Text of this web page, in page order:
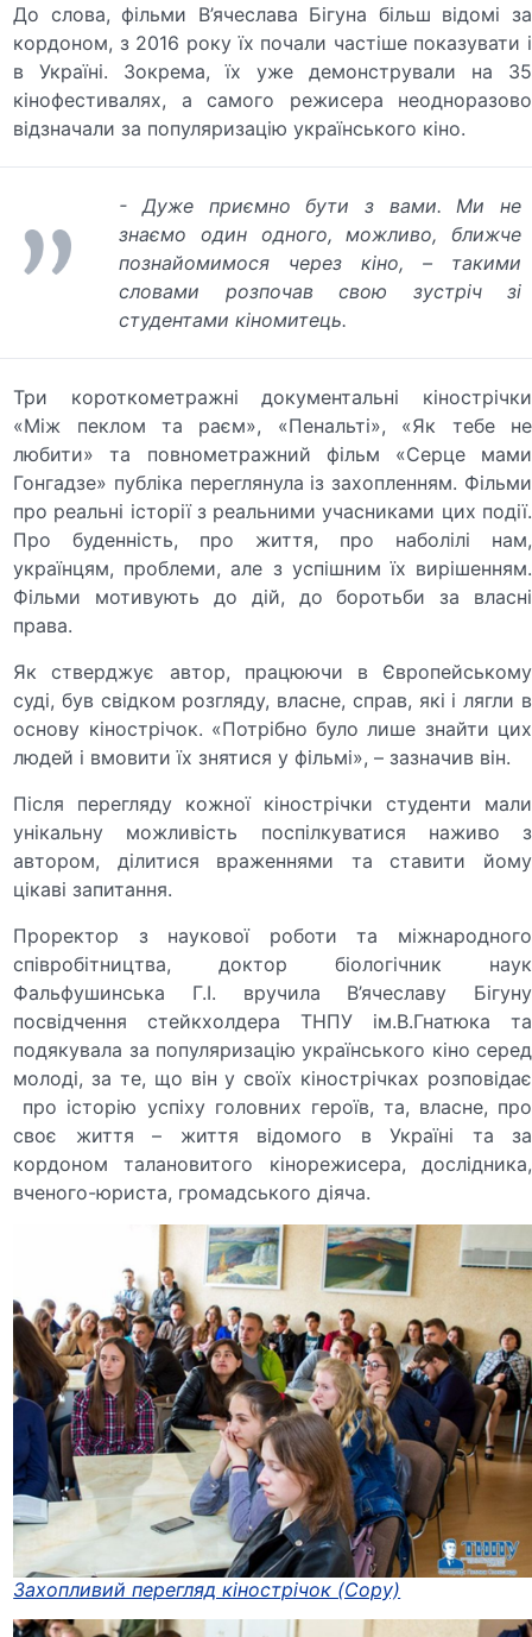
До слова, фільми В’ячеслава Бігуна більш відомі за
кордоном, з 2016 року їх почали частіше показувати і
в Україні. Зокрема, їх уже демонстрували на 35
кінофестивалях, а самого режисера неодноразово
відзначали за популяризацію українського кіно.
- Дуже приємно бути з вами. Ми не
знаємо один одного, можливо, ближче
познайомимося через кіно, – такими
словами розпочав свою зустріч зі
студентами кіномитець.
Три короткометражні документальні кінострічки
«Між пеклом та раєм», «Пенальті», «Як тебе не
любити» та повнометражний фільм «Серце мами
Гонгадзе» публіка переглянула із захопленням. Фільми
про реальні історії з реальними учасниками цих події.
Про буденність, про життя, про наболілі нам,
українцям, проблеми, але з успішним їх вирішенням.
Фільми мотивують до дій, до боротьби за власні
права.
Як стверджує автор, працюючи в Європейському
суді, був свідком розгляду, власне, справ, які і лягли в
основу кінострічок. «Потрібно було лише знайти цих
людей і вмовити їх знятися у фільмі», – зазначив він.
Після перегляду кожної кінострічки студенти мали
унікальну можливість поспілкуватися наживо з
автором, ділитися враженнями та ставити йому
цікаві запитання.
Проректор з наукової роботи та міжнародного
співробітництва, доктор біологічник наук
Фальфушинська Г.І. вручила В’ячеславу Бігуну
посвідчення стейкхолдера ТНПУ ім.В.Гнатюка та
подякувала за популяризацію українського кіно серед
молоді, за те, що він у своїх кінострічках розповідає
про історію успіху головних героїв, та, власне, про
своє життя – життя відомого в Україні та за
кордоном талановитого кінорежисера, дослідника,
вченого-юриста, громадського діяча.
Захопливий перегляд кінострічок (Copy)